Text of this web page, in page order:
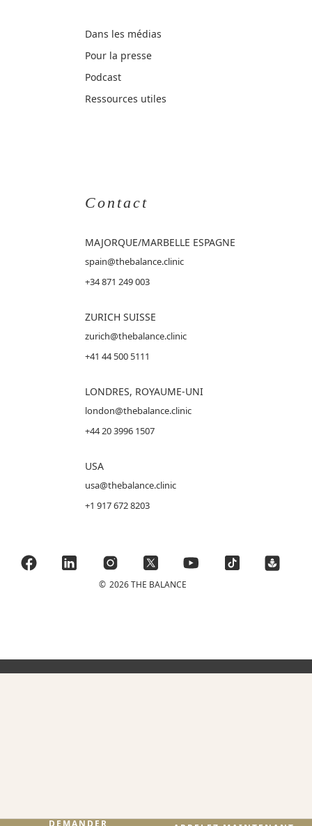
Dans les médias
Pour la presse
Podcast
Ressources utiles
Contact
MAJORQUE/MARBELLE ESPAGNE
spain@thebalance.clinic
+34 871 249 003
ZURICH SUISSE
zurich@thebalance.clinic
+41 44 500 5111
LONDRES, ROYAUME-UNI
london@thebalance.clinic
+44 20 3996 1507
USA
usa@thebalance.clinic
+1 917 672 8203
© 2026 THE BALANCE
DEMANDER